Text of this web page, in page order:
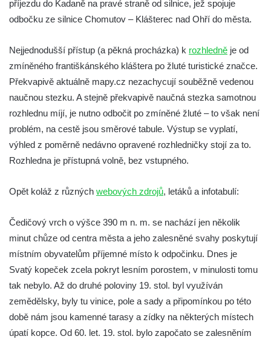
Křížovém vrchu ve Frýdlantu
Vyhlídka pod Doubravskou horou v
Teplicích
Vyhlídka u Písečného vrchu v Teplicích
Rozhledna Letná v Teplicích
Vyhlídka Kaltenbergblick pod Weifbergem
Vyhlídka na vrchu Waitzdorfer Höhe u
Goßdorfu
Vyhlídka na vrchu Hankehübel u Goßdorfu
Vyhlídka na lom Vršany severně od
Strupčic
Vyhlídka v ulici Pod Chloumečkem v
Chloumku
Vyhlídka u Lückendorfu IV
Vyhlídka u Lückendorfu III
Vyhlídka u Lückendorfu II
příjezdu do Kadaně na pravé straně od silnice, jež spojuje
odbočku ze silnice Chomutov – Klášterec nad Ohří do města.
Nejjednodušší přístup (a pěkná procházka) k rozhledně je od
zmíněného františkánského kláštera po žluté turistické značce.
Překvapivě aktuálně mapy.cz nezachycují souběžně vedenou
naučnou stezku. A stejně překvapivě naučná stezka samotnou
rozhlednu míjí, je nutno odbočit po zmíněné žluté – to však není
problém, na cestě jsou směrové tabule. Výstup se vyplatí,
výhled z poměrně nedávno opravené rozhledničky stojí za to.
Rozhledna je přístupná volně, bez vstupného.
Opět koláž z různých webových zdrojů, letáků a infotabulí:
Čedičový vrch o výšce 390 m n. m. se nachází jen několik
minut chůze od centra města a jeho zalesněné svahy poskytují
místním obyvatelům příjemné místo k odpočinku. Dnes je
Svatý kopeček zcela pokryt lesním porostem, v minulosti tomu
tak nebylo. Až do druhé poloviny 19. stol. byl využíván
zemědělsky, byly tu vinice, pole a sady a připomínkou po této
době nám jsou kamenné tarasy a zídky na některých místech
úpatí kopce. Od 60. let. 19. stol. bylo započato se zalesněním